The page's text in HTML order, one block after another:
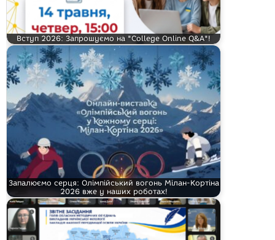
Вступ 2026: Запрошуємо на "College Online Q&A"!
Запалюємо серця: Олімпійський вогонь Мілан-Кортіна
2026 вже у наших роботах!